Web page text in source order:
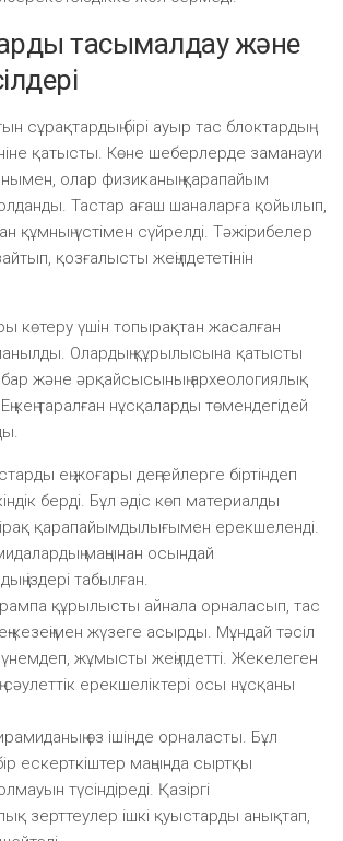
тасымалдау және
сұрақтардың бірі ауыр тас блоктардың
қатысты. Көне шеберлерде заманауи
олар физиканың қарапайым
Тастар ағаш шаналарға қойылып,
құмның үстімен сүйрелді. Тәжірибелер
қозғалысты жеңілдететінін
көтеру үшін топырақтан жасалған
Олардың құрылысына қатысты
және әрқайсысының археологиялық
кең таралған нұсқаларды төмендегідей
ең жоғары деңгейлерге біртіндеп
берді. Бұл әдіс көп материалды
қарапайымдылығымен ерекшеленді.
маңынан осындай
іздері табылған.
рампа құрылысты айнала орналасып, тас
кезеңімен жүзеге асырды. Мұндай тәсіл
жұмысты жеңілдетті. Жекелеген
ерекшеліктері осы нұсқаны
өз ішінде орналасты. Бұл
ескерткіштер маңында сыртқы
түсіндіреді. Қазіргі
зерттеулер ішкі қуыстарды анықтап,